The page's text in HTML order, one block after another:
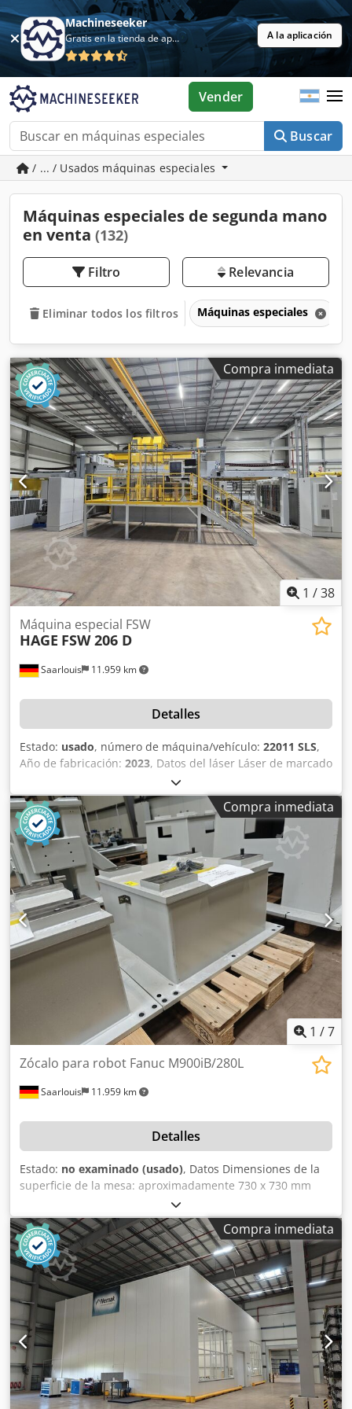
Machineseeker
Gratis en la tienda de aplicaciones A la aplicación
Buscar
Vender
/ ... / Usados máquinas especiales
Máquinas especiales de segunda mano
en venta (132)
Filtro Relevancia
Eliminar todos los filtros Máquinas especiales
Compra inmediata
1 /38
Saarlouis 11.959 km
Máquina especial FSW
HAGE FSW 206 D
Detalles
Estado: usado, número de máquina/vehículo: 22011 SLS,
Año de fabricación: 2023, Datos del láser Láser de marcado
Fabricante: Keyence Modelo: MD-X2520A Tipo de láser:
láser YVO₄ Clase de láser: 4 Longitud de onda: 1063 nm
Potencia de salida: 25 W Detección de la posición del láser
Tipo de láser: láser de semiconductor Clase de láser: 3R
Longitud de onda: 683 nm Potencia de salida: 5,0 mW
Láser guía/Indicador de distancia Tipo de láser: láser de
semiconductor Clase de láser: 2 Longitud de onda: 655 nm
Potencia de salida: 1,0 mW Datos eléctricos Chjdpszilv Hjfx
Aqvja Tensión nominal: 400 VCA Frecuencia: 50 Hz Tensión
de control: 24 VCC Corriente nominal: 23 A Potencia: 15 kW
Fusible de respaldo: 50 A Factor de diversidad: 0,9
Alimentación: 3 × 400 V + PE
Compra inmediata
1 /7
Saarlouis 11.959 km
Zócalo para robot Fanuc M900iB/280L
Detalles
Estado: no examinado (usado), Datos Dimensiones de la
superficie de la mesa: aproximadamente 730 x 730 mm
Chjdpfozilrhex Aqvea Apta para el robot Fanuc
M900iB/280L Dimensiones totales: aproximadamente 940 x
810 x 660 mm
Compra inmediata